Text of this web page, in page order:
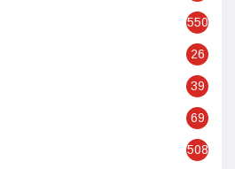
550
26
39
69
508